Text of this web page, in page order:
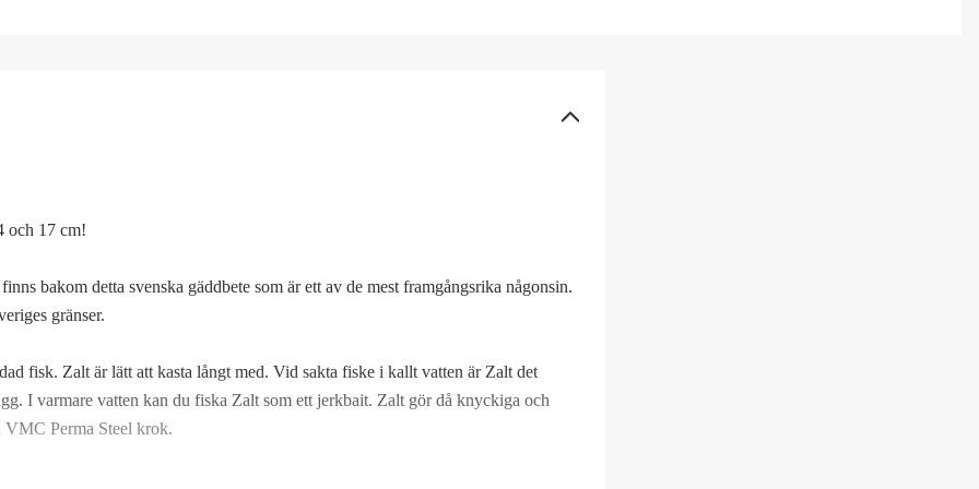
Skitmört
Gäddan
och 17 cm!
bakom detta svenska gäddbete som är ett av de mest framgångsrika någonsin.
gränser.
fisk. Zalt är lätt att kasta långt med. Vid sakta fiske i kallt vatten är Zalt det
I varmare vatten kan du fiska Zalt som ett jerkbait. Zalt gör då knyckiga och
VMC Perma Steel krok.